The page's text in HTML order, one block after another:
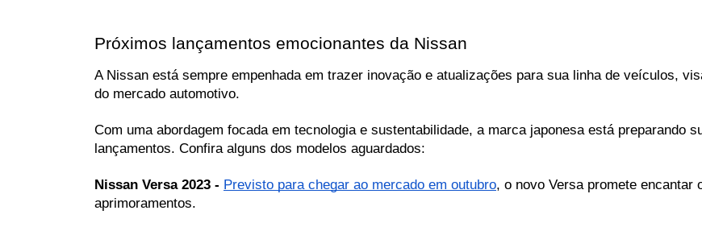
Próximos lançamentos emocionantes da Nissan
A Nissan está sempre empenhada em trazer inovação e atualizações para sua linha de veículos,
do mercado automotivo.
Com uma abordagem focada em tecnologia e sustentabilidade, a marca japonesa está preparando
lançamentos. Confira alguns dos modelos aguardados:
Nissan Versa 2023 - Previsto para chegar ao mercado em outubro, o novo Versa promete
aprimoramentos.